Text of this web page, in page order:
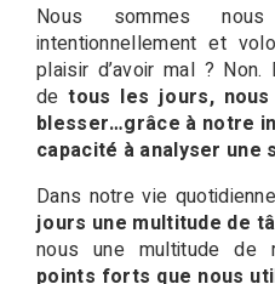
Nous sommes
intentionnellement et
plaisir d’avoir mal ?
detous les jours,
blesser…grâce à notre
capacité à analyser une
Dans notre vie
jours une multitude de
nous une multitude de
points forts que nous